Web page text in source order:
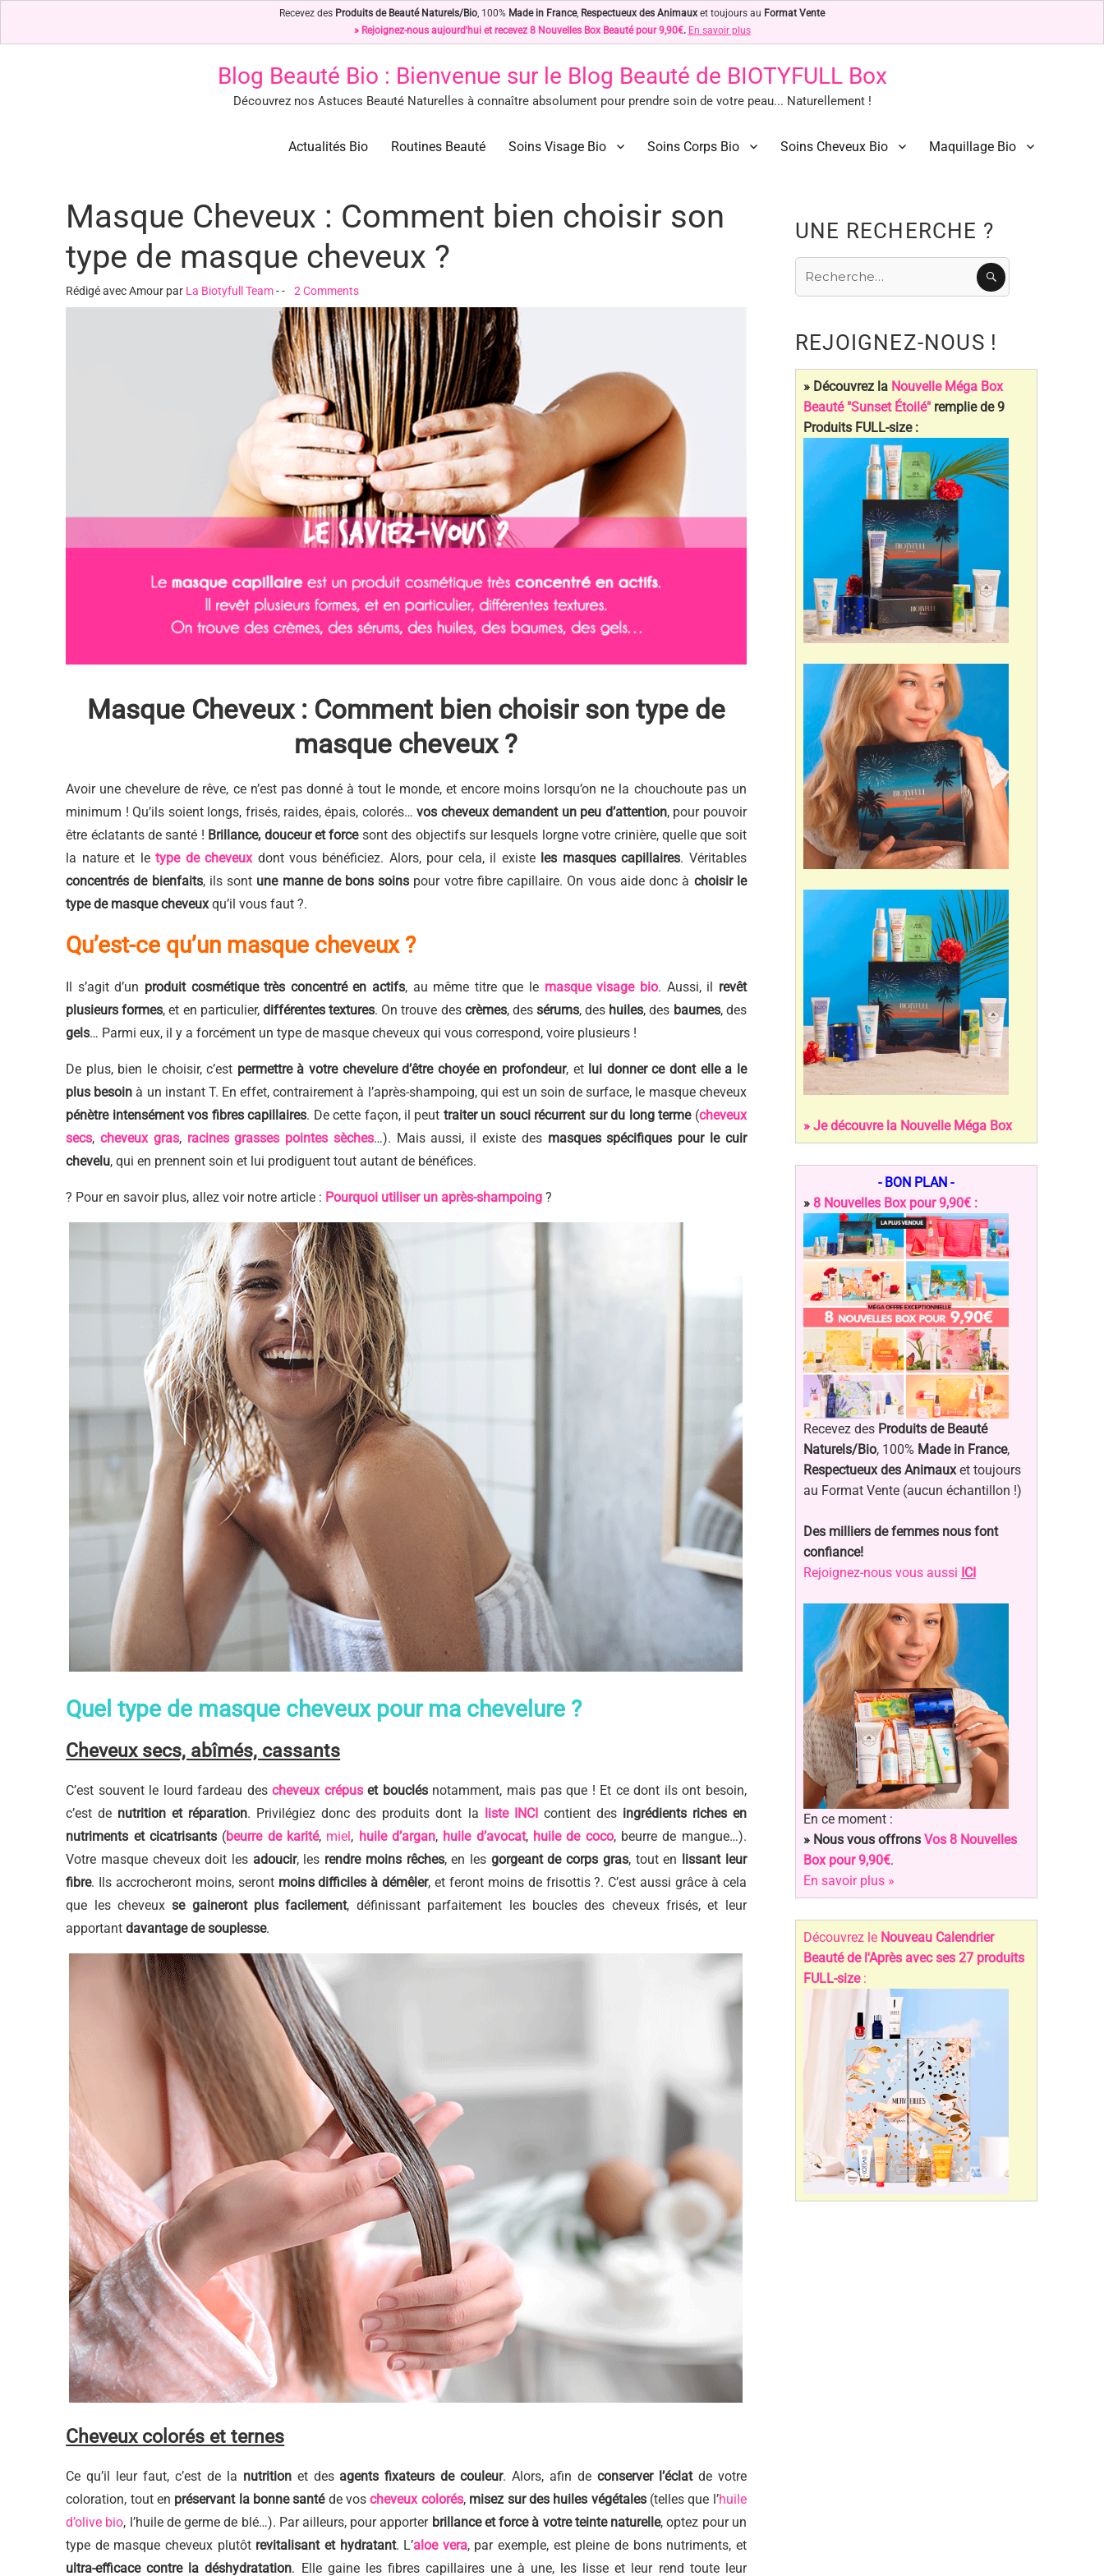
Recevez des Produits de Beauté Naturels/Bio, 100% Made in France, Respectueux des Animauxet toujours au Format Vente
» Rejoignez-nous aujourd'hui et recevez 8 Nouvelles Box Beauté pour 9,90€. En savoir plus
Blog Beauté Bio : Bienvenue sur le Blog Beauté de BIOTYFULL Box
Découvrez nos Astuces Beauté Naturelles à connaître absolument pour prendre soin de votre peau... Naturellement !
Blog Beauté Bio : Notre Top des Astuces Beauté Naturelles !
Blog Beauté Bio : Découvrez nos Secrets de Beauté Bio & Naturels à connaître absolument pour prendre soin de votre peau… Naturellement !
Actualités Bio Routines Beauté Soins Visage Bio Soins Corps Bio Soins Cheveux Bio Maquillage Bio
Masque Cheveux : Comment bien choisir son
type de masque cheveux ?
Rédigé avec Amour par La Biotyfull Team-- 2 Comments
Masque Cheveux : Comment bien choisir son type de
masque cheveux ?
Avoir une chevelure de rêve, ce n’est pas donné à tout le monde, et encore moins lorsqu’on ne la chouchoute pas un
minimum ! Qu’ils soient longs, frisés, raides, épais, colorés…vos cheveux demandent un peu d’attention, pour pouvoir
être éclatants de santé ! Brillance, douceur et force sont des objectifs sur lesquels lorgne votre crinière, quelle que soit
la nature et letype de cheveuxdont vous bénéficiez. Alors, pour cela, il existe les masques capillaires. Véritables
concentrés de bienfaits, ils sont une manne de bons soins pour votre fibre capillaire. On vous aide donc à choisir le
type de masque cheveuxqu’il vous faut ?.
Qu’est-ce qu’un masque cheveux ?
Il s’agit d’un produit cosmétique très concentré en actifs, au même titre que le masque visage bio. Aussi, il revêt
plusieurs formes, et en particulier, différentes textures. On trouve des crèmes, dessérums, des huiles, des baumes, des
gels… Parmi eux, il y a forcément un type de masque cheveux qui vous correspond, voire plusieurs !
De plus, bien le choisir, c’est permettre à votre chevelure d’être choyée en profondeur, et lui donner ce dont elle a le
plus besoin à un instant T. En effet, contrairement à l’après-shampoing, qui est un soin de surface, le masque cheveux
pénètre intensément vos fibres capillaires. De cette façon, il peut traiter un souci récurrent sur du long terme(cheveux
secs, cheveux gras, racines grasses pointes sèches…). Mais aussi, il existe des masques spécifiques pour le cuir
chevelu, qui en prennent soin et lui prodiguent tout autant de bénéfices.
? Pour en savoir plus, allez voir notre article : Pourquoi utiliser un après-shampoing ?
Quel type de masque cheveux pour ma chevelure ?
Cheveux secs, abîmés, cassants
C’est souvent le lourd fardeau descheveux crépus et bouclésnotamment, mais pas que ! Et ce dont ils ont besoin,
c’est de nutrition et réparation. Privilégiez donc des produits dont la liste INCIcontient des ingrédients riches en
nutriments et cicatrisants(beurre de karité, miel, huile d’argan, huile d’avocat, huile de coco, beurre de mangue…).
Votre masque cheveux doit les adoucir, les rendre moins rêches, en les gorgeant de corps gras, tout en lissant leur
fibre. Ils accrocheront moins, seront moins difficiles à démêler, et feront moins de frisottis ?. C’est aussi grâce à cela
que les cheveuxse gaineront plus facilement, définissant parfaitement les boucles des cheveux frisés, et leur
apportantdavantage de souplesse.
Cheveux colorés et ternes
Ce qu’il leur faut, c’est de la nutritionet des agents fixateurs de couleur. Alors, afin de conserver l’éclat de votre
coloration, tout en préservant la bonne santé de voscheveux colorés, misez sur des huiles végétales(telles que l’huile
d’olive bio, l’huile de germe de blé…). Par ailleurs, pour apporter brillance et force à votre teinte naturelle, optez pour un
type de masque cheveux plutôt revitalisant et hydratant. L’aloe vera, par exemple, est pleine de bons nutriments, et
ultra-efficace contre la déshydratation. Elle gaine les fibres capillaires une à une, les lisse et leur rend toute leur
UNE RECHERCHE ?
REJOIGNEZ-NOUS !
» Découvrez la Nouvelle Méga Box
Beauté "Sunset Étoilé"remplie de 9
Produits FULL-size :
» Je découvre la Nouvelle Méga Box
- BON PLAN -
» 8 Nouvelles Box pour 9,90€ :
Recevez des Produits de Beauté
Naturels/Bio, 100% Made in France,
Respectueux des Animauxet toujours
au Format Vente (aucun échantillon !)
Des milliers de femmes nous font
confiance!
Rejoignez-nous vous aussi ICI
En ce moment :
» Nous vous offrons Vos 8 Nouvelles
Box pour 9,90€.
En savoir plus »
Découvrez le Nouveau Calendrier
Beauté de l'Après avec ses 27 produits
FULL-size: